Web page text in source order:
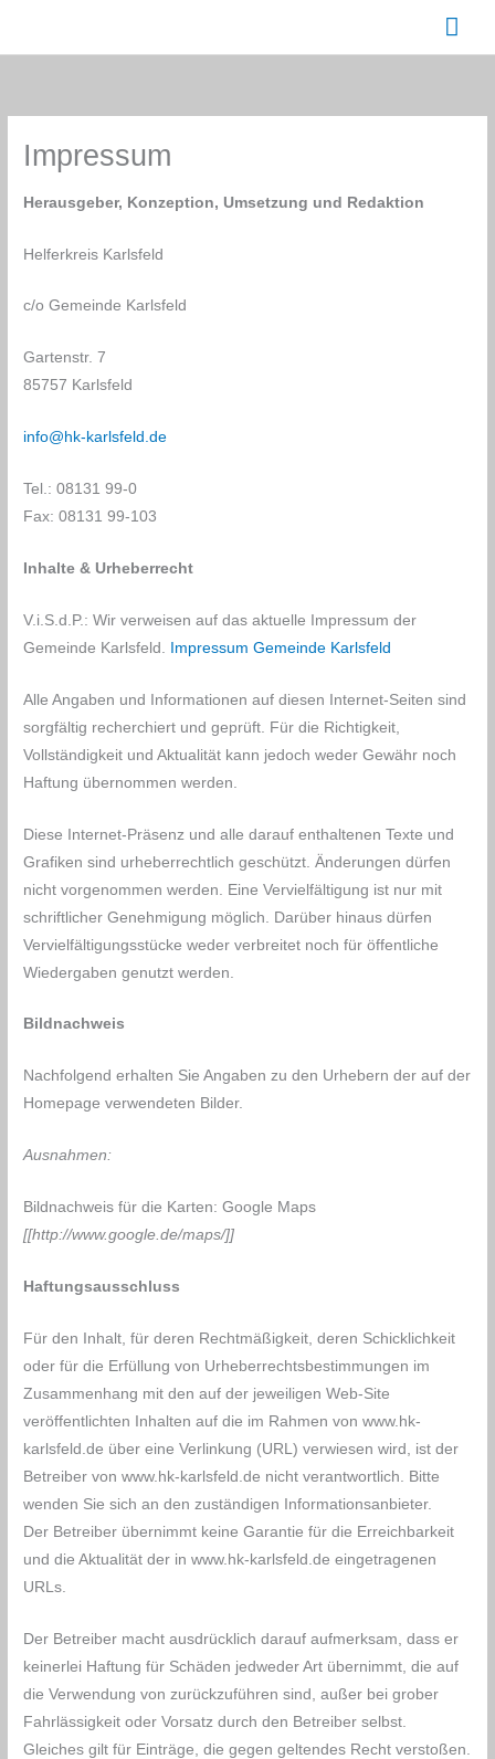
Impressum
Herausgeber, Konzeption, Umsetzung und Redaktion
Helferkreis Karlsfeld
c/o Gemeinde Karlsfeld
Gartenstr. 7
85757 Karlsfeld
info@hk-karlsfeld.de
Tel.: 08131 99-0
Fax: 08131 99-103
Inhalte & Urheberrecht
V.i.S.d.P.: Wir verweisen auf das aktuelle Impressum der
Gemeinde Karlsfeld.
Impressum Gemeinde Karlsfeld
Alle Angaben und Informationen auf diesen Internet-Seiten sind
sorgfältig recherchiert und geprüft. Für die Richtigkeit,
Vollständigkeit und Aktualität kann jedoch weder Gewähr noch
Haftung übernommen werden.
Diese Internet-Präsenz und alle darauf enthaltenen Texte und
Grafiken sind urheberrechtlich geschützt. Änderungen dürfen
nicht vorgenommen werden. Eine Vervielfältigung ist nur mit
schriftlicher Genehmigung möglich. Darüber hinaus dürfen
Vervielfältigungsstücke weder verbreitet noch für öffentliche
Wiedergaben genutzt werden.
Bildnachweis
Nachfolgend erhalten Sie Angaben zu den Urhebern der auf der
Homepage verwendeten Bilder.
Ausnahmen:
Bildnachweis für die Karten: Google Maps
[[http://www.google.de/maps/]]
Haftungsausschluss
Für den Inhalt, für deren Rechtmäßigkeit, deren Schicklichkeit
oder für die Erfüllung von Urheberrechtsbestimmungen im
Zusammenhang mit den auf der jeweiligen Web-Site
veröffentlichten Inhalten auf die im Rahmen von www.hk-
karlsfeld.de über eine Verlinkung (URL) verwiesen wird, ist der
Betreiber von www.hk-karlsfeld.de nicht verantwortlich. Bitte
wenden Sie sich an den zuständigen Informationsanbieter.
Der Betreiber übernimmt keine Garantie für die Erreichbarkeit
und die Aktualität der in www.hk-karlsfeld.de eingetragenen
URLs.
Der Betreiber macht ausdrücklich darauf aufmerksam, dass er
keinerlei Haftung für Schäden jedweder Art übernimmt, die auf
die Verwendung von zurückzuführen sind, außer bei grober
Fahrlässigkeit oder Vorsatz durch den Betreiber selbst.
Gleiches gilt für Einträge, die gegen geltendes Recht verstoßen.